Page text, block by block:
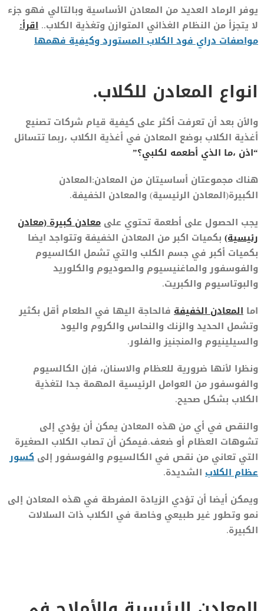
يوفر الرماد العديد من المعادن الأساسية وبالتالي فهو جزء
لا يتجزأ من النظام الغذائي المتوازن وتغذية الكلاب.. اقرأ:
مواصفات دراي فود الكلاب المستورد وكيفية فهمها
انواع المعادن للكلاب.
والأن بعد أن تعرفت أكثر على كيفية قيام شركات تصنيع
أغذية الكلاب بوضع المعادن في أغذية الكلاب ،ربما تتسائل
“اذن ،ما الذي أطعمه لكلبي؟”
هناك مجموعتان أساسيتان من المعادن:المعادن
الكبيرة(المعادن الرئيسية) والمعادن الخفيفة.
يجب الحصول على أطعمة تحتوي على معادن كبيرة (معادن
رئيسية) بكميات اكبر من المعادن الخفيفة وتتواجد ايضا
بكميات أكبر في جسم الكلب والتي تشمل الكالسيوم
والفوسفور والماغنيسيوم والصوديوم والكلوريد
والبوتاسيوم والكبريت.
اما المعادن الخفيفة فالحاجة اليها في الطعام أقل بكثير
وتشمل الحديد والزنك والنحاس والكروم واليود
والسيلينيوم والمنجنيز والفلور.
ونظرا لأنها ضرورية للعظام والاسنان، فإن الكالسيوم
والفوسفور من العوامل الرئيسية المهمة جدا لتغذية
الكلاب بشكل صحيح.
والنقص في أي من هذه المعادن يمكن أن يؤدي إلى
تشوهات العظام أو ضعف.فيمكن أن تصاب الكلاب الصغيرة
التي تعاني من نقص في الكالسيوم والفوسفور إلى كسور
عظام الكلاب الشديدة.
ويمكن أيضا أن تؤدي الزيادة المفرطة في هذه المعادن إلى
نمو وتطور غير طبيعي وخاصة في الكلاب ذات السلالات
الكبيرة.